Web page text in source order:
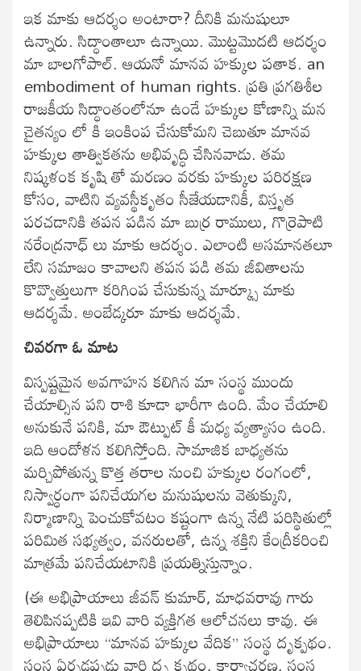
ఇక మాకు ఆదర్శం అంటారా? దీనికి మనుషులూ
ఉన్నారు. సిద్ధాంతాలూ ఉన్నాయి. మొట్టమొదటి ఆదర్శం
మా బాలగోపాల్. ఆయనో మానవ హక్కుల పతాక. an
embodiment of human rights. ప్రతి ప్రగతిశీల
రాజకీయ సిద్ధాంతంలోనూ ఉండే హక్కుల కోణాన్ని మన
చైతన్యం లో కి ఇంకింప చేసుకోమని చెబుతూ మానవ
హక్కుల తాత్వికతను అభివృద్ధి చేసినవాడు. తమ
నిష్కళంక కృషి తో మరణం వరకు హక్కుల పరిరక్షణ
కోసం, వాటిని వ్యవస్థీకృతం సీజేయడానికీ, విస్తృత
పరచడానికి తపన పడిన మా బుర్ర రాములు, గొర్రెపాటి
నరేంద్రనాధ్ లు మాకు ఆదర్శం. ఎలాంటి అసమానతలూ
లేని సమాజం కావాలని తపన పడి తమ జీవితాలను
కొవ్వొత్తులుగా కరిగింప చేసుకున్న మార్క్సూ మాకు
ఆదర్శమే. అంబేడ్కరూ మాకు ఆదర్శమే.
చివరగా ఓ మాట
విస్పష్టమైన అవగాహన కలిగిన మా సంస్థ ముందు
చేయాల్సిన పని రాశి కూడా భారీగా ఉంది. మేం చేయాలి
అనుకునే పనికి, మా ఔట్పుట్ కీ మధ్య వ్యత్యాసం ఉంది.
ఇది ఆందోళన కలిగిస్తోంది. సామాజిక బాధ్యతను
మర్చిపోతున్న కొత్త తరాల నుంచి హక్కుల రంగంలో,
నిస్వార్ధంగా పనిచేయగల మనుషులను వెతుక్కుని,
నిర్మాణాన్ని పెంచుకోవటం కష్టంగా ఉన్న నేటి పరిస్థితుల్లో
పరిమిత సభ్యత్వం, వనరులతో, ఉన్న శక్తిని కేంద్రీకరించి
మాత్రమే పనిచేయటానికి ప్రయత్నిస్తున్నాం.
(ఈ అభిప్రాయాలు జీవన్ కుమార్, మాధవరావు గారు
తెలిపినప్పటికి ఇవి వారి వ్యక్తిగత ఆలోచనలు కావు. ఈ
అభిప్రాయాలు “మానవ హక్కుల వేదిక” సంస్థ దృక్పథం.
సంస్థ ఏర్పడ్డప్పడు వారి దృ క్పథం, కార్యాచరణ, సంస్థ